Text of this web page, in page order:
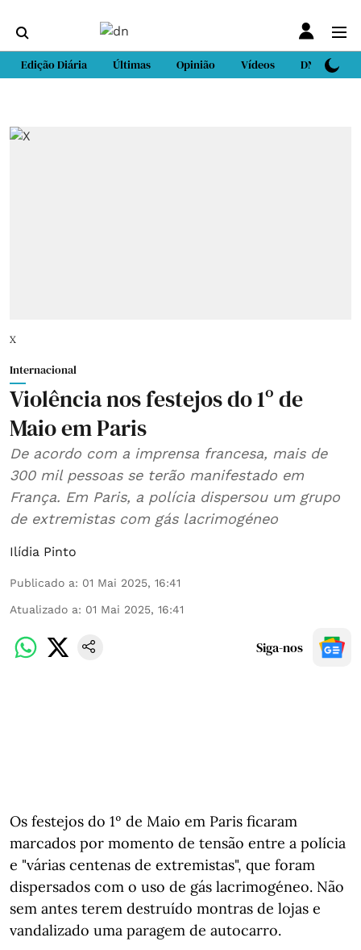
Edição Diária Últimas Opinião Vídeos DN Sport
X
Internacional
Violência nos festejos do 1º de
Maio em Paris
De acordo com a imprensa francesa, mais de
300 mil pessoas se terão manifestado em
França. Em Paris, a polícia dispersou um grupo
de extremistas com gás lacrimogéneo
Ilídia Pinto
Publicado a: 01 Mai 2025, 16:41
Atualizado a: 01 Mai 2025, 16:41
Siga-nos
Os festejos do 1º de Maio em Paris ficaram
marcados por momento de tensão entre a polícia
e "várias centenas de extremistas", que foram
dispersados com o uso de gás lacrimogéneo. Não
sem antes terem destruído montras de lojas e
vandalizado uma paragem de autocarro.